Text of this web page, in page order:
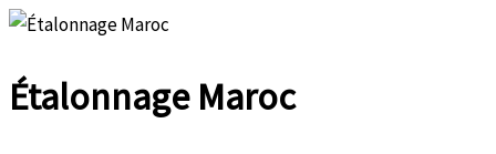
Aller
contenu
ÉtalonnageMaroc